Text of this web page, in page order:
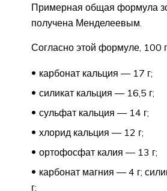
Примерная общая формула
получена Менделеевым.
Согласно этой формуле, 100
карбонат кальция — 17 г;
силикат кальция — 16,5 г;
сульфат кальция — 14 г;
хлорид кальция — 12 г;
ортофосфат калия — 13 г;
карбонат магния — 4 г;
г;